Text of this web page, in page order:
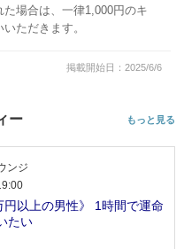
た場合は、一律1,000円のキ
ただきます。
掲載開始日：2025/6/6
ー もっと見る
ンジ
円以上の男性》 1時間で運命
たい